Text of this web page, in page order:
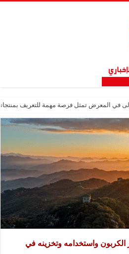
في المعرض تمثل فرصة مهمة للتعريف
الكربون واستخدامه وتخزينه في